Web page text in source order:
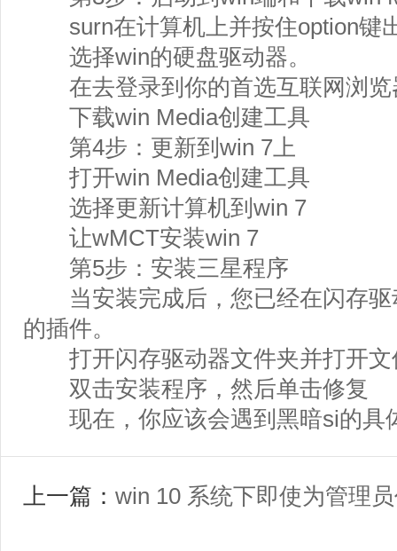
surn在计算机上并按住option键
选择win的硬盘驱动器。
在去登录到你的首选互联网浏览
下载win Media创建工具
第4步：更新到win 7上
打开win Media创建工具
选择更新计算机到win 7
让wMCT安装win 7
第5步：安装三星程序
当安装完成后，您已经在闪存驱
的插件。
打开闪存驱动器文件夹并打开文
双击安装程序，然后单击修复
现在，你应该会遇到黑暗si的具
上一篇： win 10 系统下即使为管理